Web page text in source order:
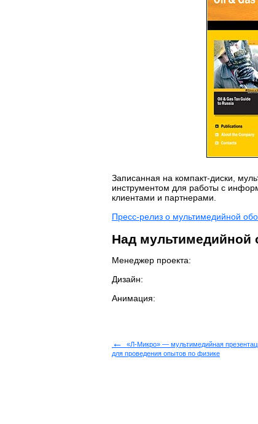
Записанная на компакт-диски,
инструментом для работы с
клиентами и партнерами.
Пресс-релиз о мультимедийной
Над мультимедийной
Менеджер проекта:
Дизайн:
Анимация:
←
«Л-Микро» — мультимедийная
для проведения опытов по физике